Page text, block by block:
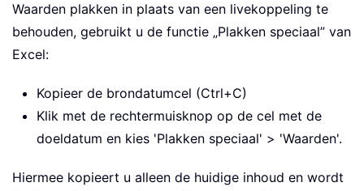
Waarden plakken in plaats van een livekoppeling te
behouden, gebruikt u de functie „Plakken speciaal” van
Excel:
Kopieer de brondatumcel (Ctrl+C)
Klik met de rechtermuisknop op de cel met de
doeldatum en kies 'Plakken speciaal' > 'Waarden'.
Hiermee kopieert u alleen de huidige inhoud en wordt